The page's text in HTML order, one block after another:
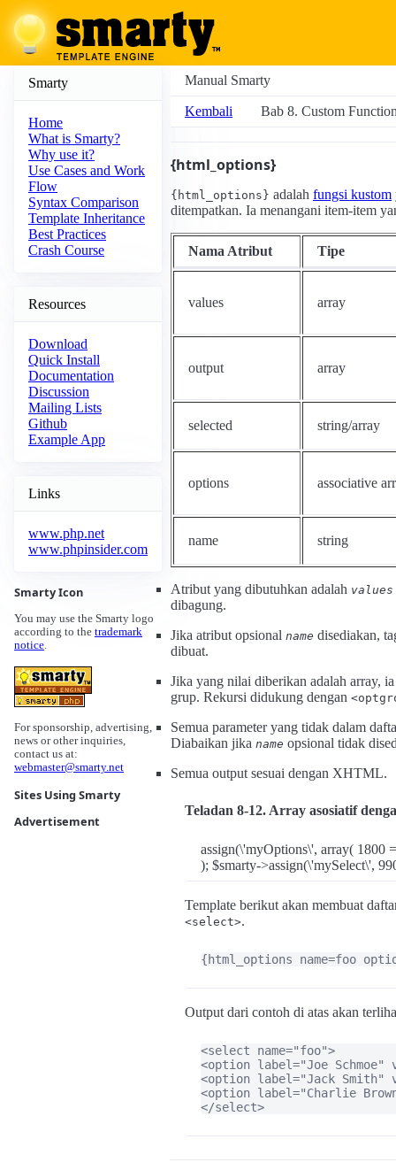
Smarty
Home
What is Smarty?
Why use it?
Use Cases and Work
Flow
Syntax Comparison
Template Inheritance
Best Practices
Crash Course
Resources
Download
Quick Install
Documentation
Discussion
Mailing Lists
Github
Example App
Links
www.php.net
www.phpinsider.com
Smarty Icon
You may use the Smarty logo
according to the trademark
notice.
For sponsorship, advertising,
news or other inquiries,
contact us at:
webmaster@smarty.net
Sites Using Smarty
Advertisement
Manual Smarty
Kembali Bab 8. Custom
{html_options}
{html_options} adalah fungsi kustom
ditempatkan. Ia menangani item-item
Nama Atribut Tipe
values array
output array
selected string/array
options associative
name string
Atribut yang dibutuhkan adalah values
dibagung.
Jika atribut opsional name disediakan,
dibuat.
Jika yang nilai diberikan adalah array,
grup. Rekursi didukung dengan
Semua parameter yang tidak dalam
Diabaikan jika name opsional tidak
Semua output sesuai dengan XHTML.
Teladan 8-12. Array asosiatif
assign(\'myOptions\', array( 1800
); $smarty->assign(\'mySelect\',
Template berikut akan membuat
<select>.
{html_options name=foo
Output dari contoh di atas akan
<select name="foo">
<option label="Joe Schmoe"
<option label="Jack Smith"
<option label="Charlie
</select>